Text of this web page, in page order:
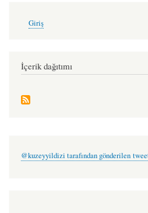
aziz
hızıroğlu
account
Giriş
İçerik dağıtımı
@kuzeyyildizi tarafından gönderilen